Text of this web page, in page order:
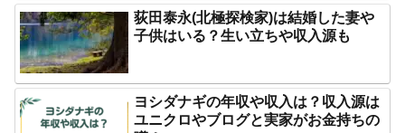
荻田泰永(北極探検家)は結婚した妻や
子供はいる？生い立ちや収入源も
ヨシダナギの年収や収入は？収入源は
ユニクロやブログと実家がお金持ちの